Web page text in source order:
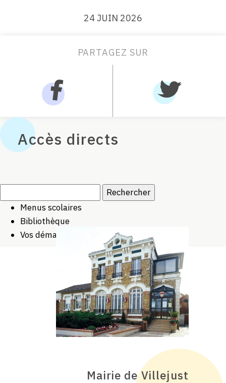
24 JUIN 2026
PARTAGEZ SUR
Accès directs
Menus scolaires
Bibliothèque
Vos démarches
Mairie de Villejust